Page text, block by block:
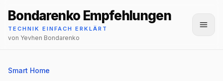
Bondarenko Empfehlungen
TECHNIK EINFACH ERKLÄRT
von Yevhen Bondarenko
Smart Home